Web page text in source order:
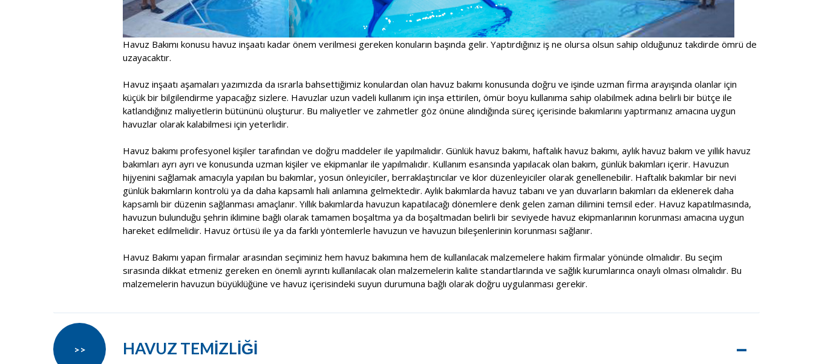
Havuz Bakımı konusu havuz inşaatı kadar önem verilmesi gereken konuların başında gelir. Yaptırdığınız iş ne olursa olsun sahip olduğunuz takdirde ömrü de
uzayacaktır.
Havuz inşaatı aşamaları yazımızda da ısrarla bahsettiğimiz konulardan olan havuz bakımı konusunda doğru ve işinde uzman firma arayışında olanlar için
küçük bir bilgilendirme yapacağız sizlere. Havuzlar uzun vadeli kullanım için inşa ettirilen, ömür boyu kullanıma sahip olabilmek adına belirli bir bütçe ile
katlandığınız maliyetlerin bütününü oluşturur. Bu maliyetler ve zahmetler göz önüne alındığında süreç içerisinde bakımlarını yaptırmanız amacına uygun
havuzlar olarak kalabilmesi için yeterlidir.
Havuz bakımı profesyonel kişiler tarafından ve doğru maddeler ile yapılmalıdır. Günlük havuz bakımı, haftalık havuz bakımı, aylık havuz bakım ve yıllık havuz
bakımları ayrı ayrı ve konusunda uzman kişiler ve ekipmanlar ile yapılmalıdır. Kullanım esansında yapılacak olan bakım, günlük bakımları içerir. Havuzun
hijyenini sağlamak amacıyla yapılan bu bakımlar, yosun önleyiciler, berraklaştırıcılar ve klor düzenleyiciler olarak genellenebilir. Haftalık bakımlar bir nevi
günlük bakımların kontrolü ya da daha kapsamlı hali anlamına gelmektedir. Aylık bakımlarda havuz tabanı ve yan duvarların bakımları da eklenerek daha
kapsamlı bir düzenin sağlanması amaçlanır. Yıllık bakımlarda havuzun kapatılacağı dönemlere denk gelen zaman dilimini temsil eder. Havuz kapatılmasında,
havuzun bulunduğu şehrin iklimine bağlı olarak tamamen boşaltma ya da boşaltmadan belirli bir seviyede havuz ekipmanlarının korunması amacına uygun
hareket edilmelidir. Havuz örtüsü ile ya da farklı yöntemlerle havuzun ve havuzun bileşenlerinin korunması sağlanır.
Havuz Bakımı yapan firmalar arasından seçiminiz hem havuz bakımına hem de kullanılacak malzemelere hakim firmalar yönünde olmalıdır. Bu seçim
sırasında dikkat etmeniz gereken en önemli ayrıntı kullanılacak olan malzemelerin kalite standartlarında ve sağlık kurumlarınca onaylı olması olmalıdır. Bu
malzemelerin havuzun büyüklüğüne ve havuz içerisindeki suyun durumuna bağlı olarak doğru uygulanması gerekir.
HAVUZ TEMİZLİĞİ –
>>